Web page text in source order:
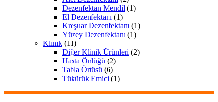
Dezenfektan Mendil (1)
El Dezenfektanı (1)
Kreşuar Dezenfektanı (1)
Yüzey Dezenfektanı (1)
Klinik (11)
Diğer Klinik Ürünleri (2)
Hasta Önlüğü (2)
Tabla Örtüsü (6)
Tükürük Emici (1)